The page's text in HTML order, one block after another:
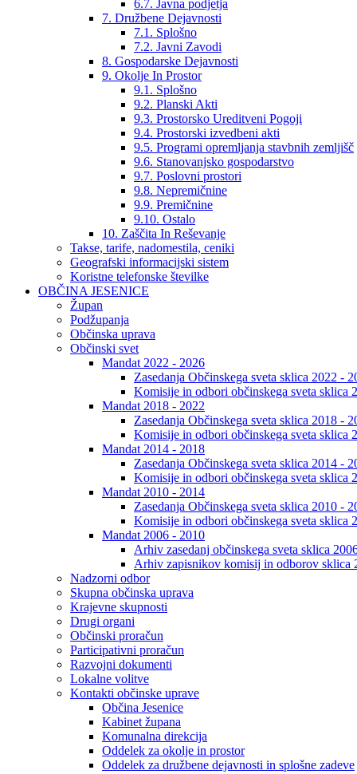
6.7. Javna podjetja
7. Družbene Dejavnosti
7.1. Splošno
7.2. Javni Zavodi
8. Gospodarske Dejavnosti
9. Okolje In Prostor
9.1. Splošno
9.2. Planski Akti
9.3. Prostorsko Ureditveni Pogoji
9.4. Prostorski izvedbeni akti
9.5. Programi opremljanja stavbnih zemljišč
9.6. Stanovanjsko gospodarstvo
9.7. Poslovni prostori
9.8. Nepremičnine
9.9. Premičnine
9.10. Ostalo
10. Zaščita In Reševanje
Takse, tarife, nadomestila, ceniki
Geografski informacijski sistem
Koristne telefonske številke
OBČINA JESENICE
Župan
Podžupanja
Občinska uprava
Občinski svet
Mandat 2022 - 2026
Zasedanja Občinskega sveta sklica 2022 -
Komisije in odbori občinskega sveta sklica
Mandat 2018 - 2022
Zasedanja Občinskega sveta sklica 2018 -
Komisije in odbori občinskega sveta sklica
Mandat 2014 - 2018
Zasedanja Občinskega sveta sklica 2014 -
Komisije in odbori občinskega sveta sklica
Mandat 2010 - 2014
Zasedanja Občinskega sveta sklica 2010 -
Komisije in odbori občinskega sveta sklica
Mandat 2006 - 2010
Arhiv zasedanj občinskega sveta sklica
Arhiv zapisnikov komisij in odborov sklica
Nadzorni odbor
Skupna občinska uprava
Krajevne skupnosti
Drugi organi
Občinski proračun
Participativni proračun
Razvojni dokumenti
Lokalne volitve
Kontakti občinske uprave
Občina Jesenice
Kabinet župana
Komunalna direkcija
Oddelek za okolje in prostor
Oddelek za družbene dejavnosti in splošne zadeve